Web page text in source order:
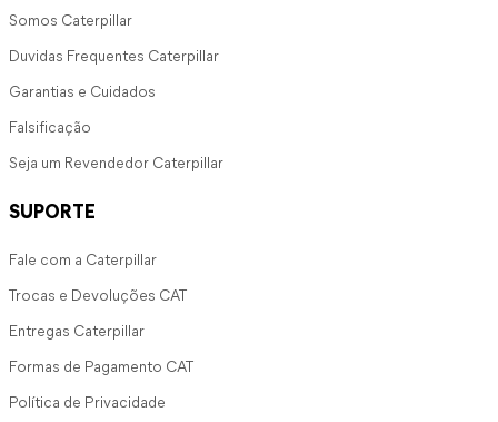
Somos Caterpillar
Duvidas Frequentes Caterpillar
Garantias e Cuidados
Falsificação
Seja um Revendedor Caterpillar
SUPORTE
Fale com a Caterpillar
Trocas e Devoluções CAT
Entregas Caterpillar
Formas de Pagamento CAT
Política de Privacidade